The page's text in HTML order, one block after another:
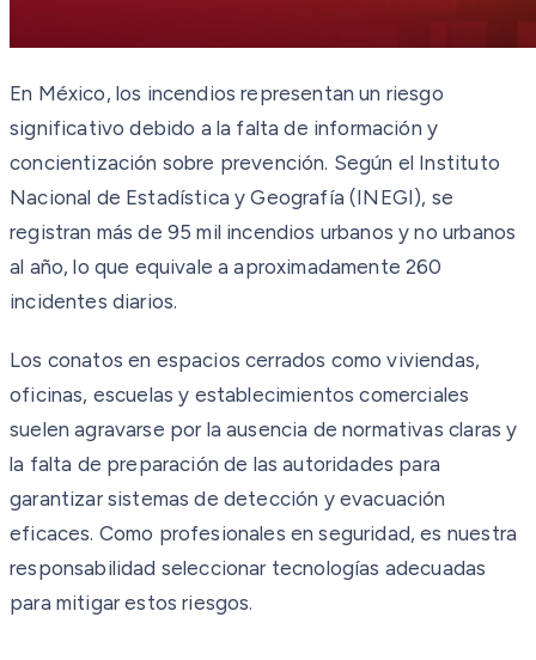
En México, los incendios representan un riesgo
significativo debido a la falta de información y
concientización sobre prevención. Según el Instituto
Nacional de Estadística y Geografía (INEGI), se
registran más de 95 mil incendios urbanos y no urbanos
al año, lo que equivale a aproximadamente 260
incidentes diarios.
Los conatos en espacios cerrados como viviendas,
oficinas, escuelas y establecimientos comerciales
suelen agravarse por la ausencia de normativas claras y
la falta de preparación de las autoridades para
garantizar sistemas de detección y evacuación
eficaces. Como profesionales en seguridad, es nuestra
responsabilidad seleccionar tecnologías adecuadas
para mitigar estos riesgos.